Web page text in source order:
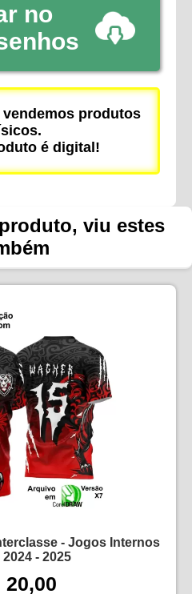
no
vendemos produtos
é digital!
viu estes
- Jogos Internos
- 2025
20,00